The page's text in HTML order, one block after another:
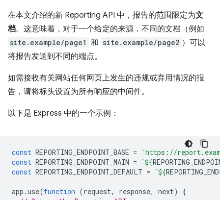
在本文介绍的新 Reporting API 中，报告的范围限定为文
档。这意味着，对于一个给定的来源，不同的文档（例如
site.example/page1 和 site.example/page2 ）可以
将报告发送到不同的端点。
如需接收有关网站任何网页上发生的违规或弃用情况的报
告，请将标头设置为所有响应的中间件。
以下是 Express 中的一个示例：
const REPORTING_ENDPOINT_BASE =
'https://
const REPORTING_ENDPOINT_MAIN = `${
const REPORTING_ENDPOINT_DEFAULT = `${
app .use(function (request, response, next)
{